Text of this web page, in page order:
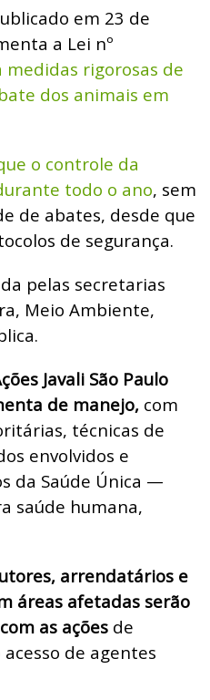
em 23 de
a Lei nº
medidas rigorosas de
dos animais em
o controle da
todo o ano, sem
de abates, desde que
de segurança.
pelas secretarias
Meio Ambiente,
Javali São Paulo
de manejo, com
técnicas de
envolvidos e
da Saúde Única —
saúde humana,
arrendatários e
áreas afetadas serão
as ações de
de agentes